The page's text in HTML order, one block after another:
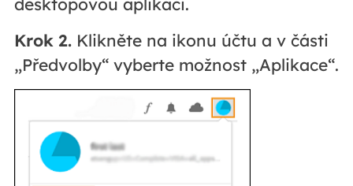
Krok 2.Klikněte na ikonu účtu a v části
„Předvolby“ vyberte možnost „Aplikace“.